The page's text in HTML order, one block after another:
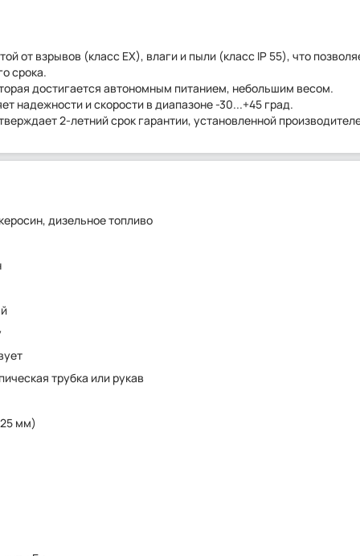
от взрывов (класс ЕХ), влаги и пыли (класс IP 55), что
срока.
достигается автономным питанием, небольшим весом.
надежности и скорости в диапазоне -30...+45 град.
2-летний срок гарантии, установленной
дизельное топливо
трубка или рукав
мм)